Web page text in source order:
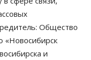
назвали в
Общество
«Новосибирск
и